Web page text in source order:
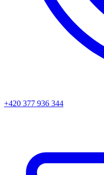
+420 377 936 344